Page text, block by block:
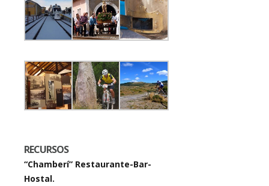
RECURSOS
“Chamberí” Restaurante-Bar-
Hostal.